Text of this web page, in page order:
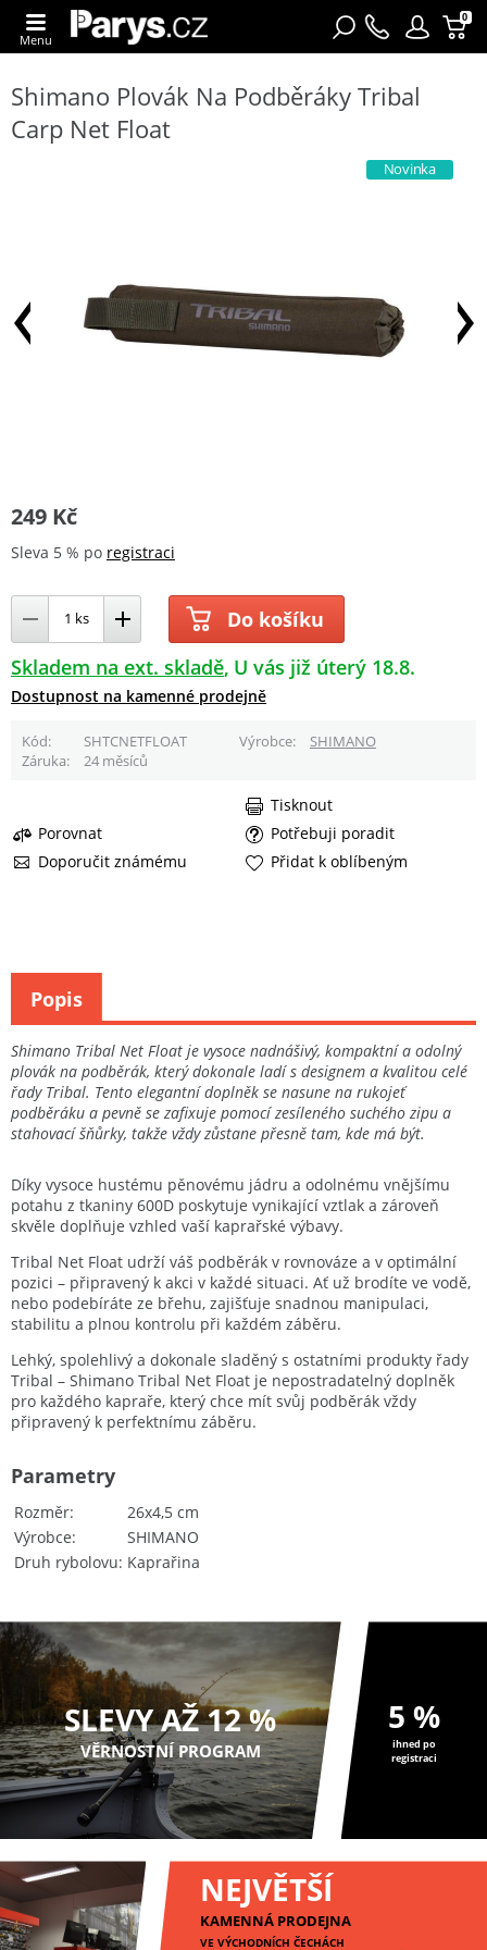
0
Menu
Shimano Plovák Na Podběráky Tribal
Carp Net Float
Novinka
249 Kč
Sleva 5 % po registraci
Do košíku
Skladem na ext. skladě U vás již úterý 18.8.
Dostupnost na kamenné prodejně
Kód SHTCNETFLOAT Výrobce
SHIMANO
Záruka
24 měsíců
Porovnat
Potřebuji poradit
Doporučit známému
Tisknout
Přidat k oblíbeným
Shimano Tribal Net Float je vysoce nadnášivý, kompaktní a odolný
plovák na podběrák, který dokonale ladí s designem a kvalitou celé
řady Tribal. Tento elegantní doplněk se nasune na rukojeť
podběráku a pevně se zafixuje pomocí zesíleného suchého zipu a
stahovací šňůrky, takže vždy zůstane přesně tam, kde má být.
Díky vysoce hustému pěnovému jádru a odolnému vnějšímu
potahu z tkaniny 600D poskytuje vynikající vztlak a zároveň
skvěle doplňuje vzhled vaší kaprařské výbavy.
Tribal Net Float udrží váš podběrák v rovnováze a v optimální
pozici – připravený k akci v každé situaci. Ať už brodíte ve vodě,
nebo podebíráte ze břehu, zajišťuje snadnou manipulaci,
stabilitu a plnou kontrolu při každém záběru.
Lehký, spolehlivý a dokonale sladěný s ostatními produkty řady
Tribal – Shimano Tribal Net Float je nepostradatelný doplněk
pro každého kapraře, který chce mít svůj podběrák vždy
připravený k perfektnímu záběru.
Rozměr
26x4,5 cm
Výrobce
SHIMANO
Druh rybolovu Kaprařina
Parametry
Popis
SLEVY AŽ 12 %
VĚRNOSTNÍ PROGRAM
5 %
ihned po
registraci
NEJVĚTŠÍ
KAMENNÁ PRODEJNA
VE VÝCHODNÍCH ČECHÁCH